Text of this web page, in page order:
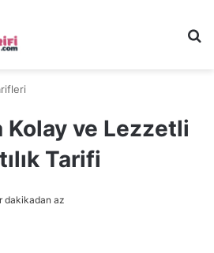
Kolay ve Lezzetli
Tarifi
dakikadan az